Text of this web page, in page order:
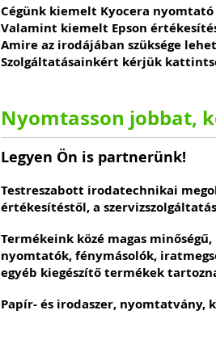
Cégünk kiemelt Kyocera
Valamint kiemelt Epson
Amire az irodájában szüksége
Szolgáltatásainkért kérjük
Nyomtasson jobbat,
Legyen Ön is partnerünk!
Testreszabott irodatechnikai
értékesítéstől, a
Termékeink közé magas
nyomtatók, fénymásolók,
egyéb kiegészítő termékek
Papír- és irodaszer, nyomtatvány,